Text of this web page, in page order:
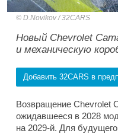
D.Novikov / 32CARS
Новый Chevrolet
и механическую
Добавить 32CARS в
Возвращение Chevrolet
ожидавшееся в 2028
на 2029-й. Для